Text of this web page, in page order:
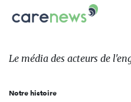
sur:
Carenews,
Le
des
l'engagement
Le média des acteurs de
Notre histoire